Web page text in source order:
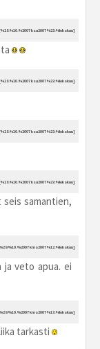
[%28.%10.%2007 ksu2007 %23:%lokakuu]
[%28.%10.%2007 ksu2007 %23:%lokakuu]
[%28.%10.%2007 ksu2007 %23:%lokakuu]
[%28.%10.%2007 ksu2007 %23:%lokakuu]
samantien,
kma2007 %12:%lokakuu]
ja veto apua. ei
kma2007 %13:%lokakuu]
tarkasti